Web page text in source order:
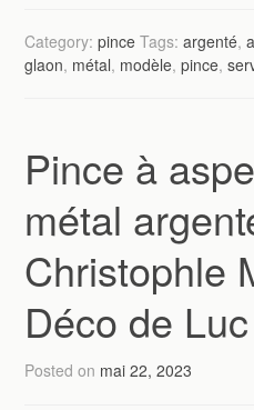
Category:pince Tags:argenté,
glaon, métal, modèle,pince,
Pince à
métal
Christophle
Déco de
Posted on mai 22, 2023